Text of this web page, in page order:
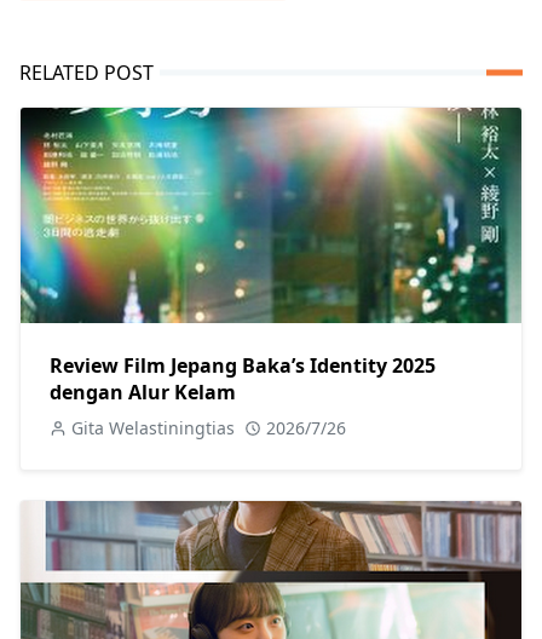
RELATED POST
Review Film Jepang Baka’s Identity 2025
dengan Alur Kelam
Gita Welastiningtias 2026/7/26